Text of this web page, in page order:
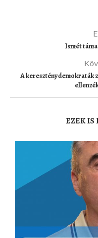
Ismét
A kereszténydemokraták
EZEK IS